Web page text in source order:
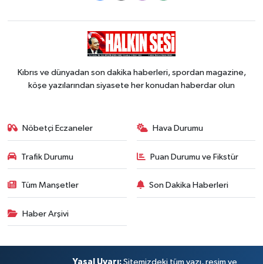
Kıbrıs ve dünyadan son dakika haberleri, spordan magazine,
köşe yazılarından siyasete her konudan haberdar olun
Nöbetçi Eczaneler Hava Durumu
Trafik Durumu Puan Durumu ve Fikstür
Tüm Manşetler Son Dakika Haberleri
Haber Arşivi
Yasal Uyarı: Sitemizdeki tüm yazı, resim ve